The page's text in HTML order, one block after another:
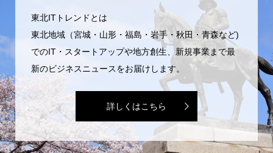
東北ITトレンドとは
東北地域（宮城・山形・福島・岩手・秋田・青森など)
でのIT・スタートアップや地方創生、新規事業まで最
新のビジネスニュースをお届けします。
詳しくはこちら